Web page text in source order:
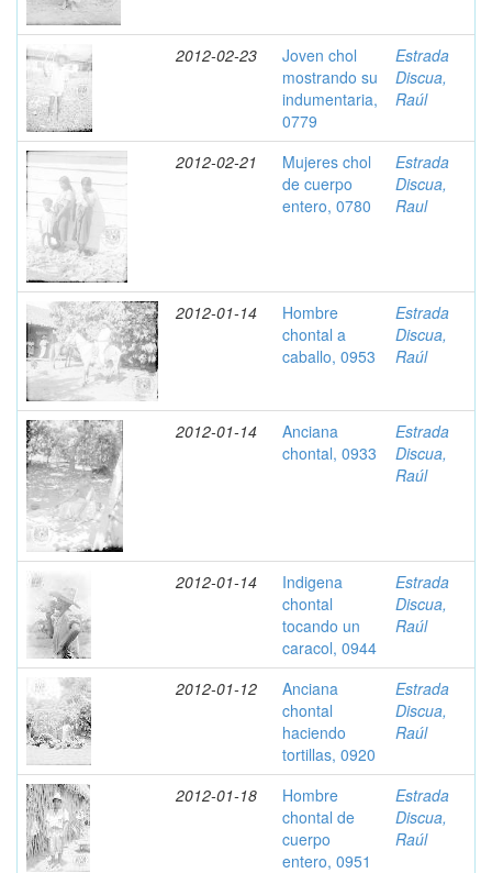
2012-02-23
Joven chol
mostrando su
indumentaria,
0779
Estrada
Discua,
Raúl
2012-02-21
Mujeres chol
de cuerpo
entero, 0780
Estrada
Discua,
Raul
2012-01-14
Hombre
chontal a
caballo, 0953
Estrada
Discua,
Raúl
2012-01-14
Anciana
chontal, 0933
Estrada
Discua,
Raúl
2012-01-14
Indigena
chontal
tocando un
caracol, 0944
Estrada
Discua,
Raúl
2012-01-12
Anciana
chontal
haciendo
tortillas, 0920
Estrada
Discua,
Raúl
2012-01-18
Hombre
chontal de
cuerpo
entero, 0951
Estrada
Discua,
Raúl